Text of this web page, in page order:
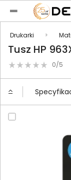
Drukarki
Tusz HP
0/5